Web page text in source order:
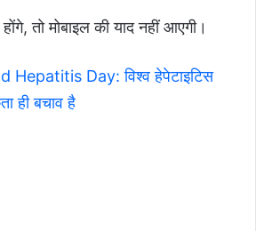
तो मोबाइल की याद नहीं आएगी।
Hepatitis Day: विश्व हेपेटाइटिस
ही बचाव है